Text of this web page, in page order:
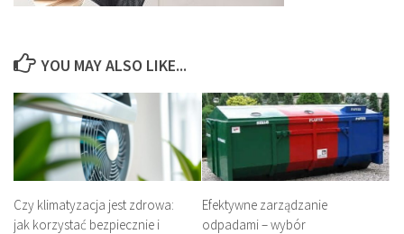
YOU MAY ALSO LIKE...
Czy klimatyzacja jest zdrowa:
jak korzystać bezpiecznie i
Efektywne zarządzanie
odpadami – wybór